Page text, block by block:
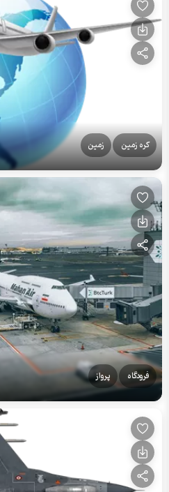
کره زمین زمین
فرودگاه پرواز